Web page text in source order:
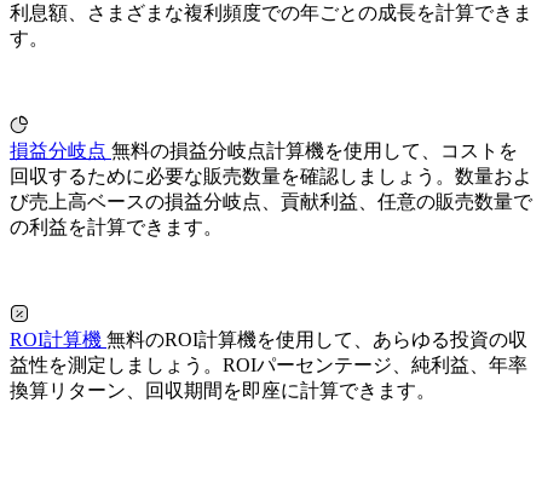
利息額、さまざまな複利頻度での年ごとの成長を計算できま
す。
損益分岐点 無料の損益分岐点計算機を使用して、コストを
回収するために必要な販売数量を確認しましょう。数量およ
び売上高ベースの損益分岐点、貢献利益、任意の販売数量で
の利益を計算できます。
ROI計算機 無料のROI計算機を使用して、あらゆる投資の収
益性を測定しましょう。ROIパーセンテージ、純利益、年率
換算リターン、回収期間を即座に計算できます。